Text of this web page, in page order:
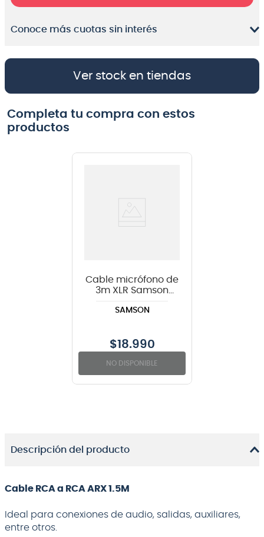
Conoce más cuotas sin interés
Ver stock en tiendas
Completa tu compra con estos
productos
Cable micrófono de
3m XLR Samson
SAMSON
$18.990
NO DISPONIBLE
Descripción del producto
Cable RCA a RCA ARX 1.5M
Ideal para conexiones de audio, salidas, auxiliares,
entre otros.